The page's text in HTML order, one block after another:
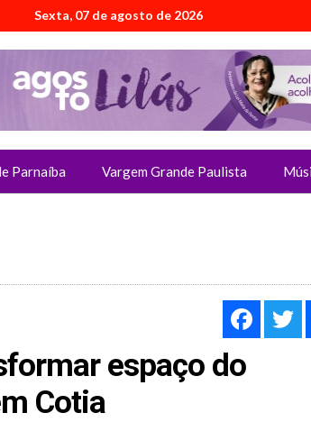
Sexta, 07 de agosto de 2026
Parnaíba Vargem Grande Paulista
espaço do
Cotia